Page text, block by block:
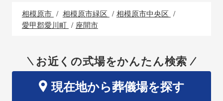
相模原市 相模原市緑区
相模原市中央区
愛甲郡愛川町
座間市
お近くの式場をかんたん検索
現在地から葬儀場を探す